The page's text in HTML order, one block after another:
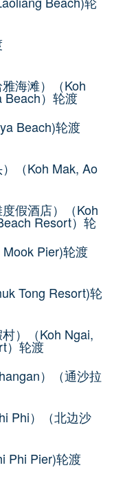
海滩）（Koh
Beach）轮渡
Beach)轮渡
（Koh Mak, Ao
假酒店）（Koh
Resort）轮
Pier)轮渡
Tong Resort)轮
）（Koh Ngai,
）轮渡
）（通沙拉
Phi）（北边沙
Phi Pier)轮渡